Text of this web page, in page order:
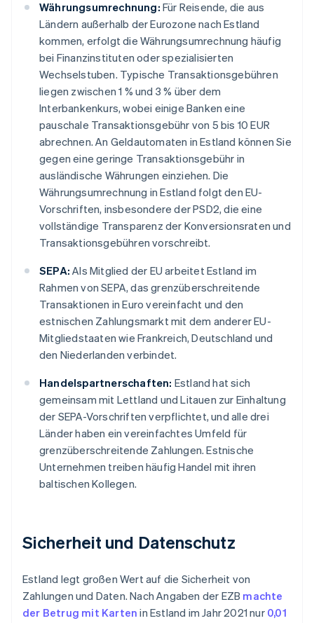
Währungsumrechnung: Für Reisende, die aus
Ländern außerhalb der Eurozone nach Estland
kommen, erfolgt die Währungsumrechnung häufig
bei Finanzinstituten oder spezialisierten
Wechselstuben. Typische Transaktionsgebühren
liegen zwischen 1 % und 3 % über dem
Interbankenkurs, wobei einige Banken eine
pauschale Transaktionsgebühr von 5 bis 10 EUR
abrechnen. An Geldautomaten in Estland können Sie
gegen eine geringe Transaktionsgebühr in
ausländische Währungen einziehen. Die
Währungsumrechnung in Estland folgt den EU-
Vorschriften, insbesondere der PSD2, die eine
vollständige Transparenz der Konversionsraten und
Transaktionsgebühren vorschreibt.
SEPA: Als Mitglied der EU arbeitet Estland im
Rahmen von SEPA, das grenzüberschreitende
Transaktionen in Euro vereinfacht und den
estnischen Zahlungsmarkt mit dem anderer EU-
Mitgliedstaaten wie Frankreich, Deutschland und
den Niederlanden verbindet.
Handelspartnerschaften: Estland hat sich
gemeinsam mit Lettland und Litauen zur Einhaltung
der SEPA-Vorschriften verpflichtet, und alle drei
Länder haben ein vereinfachtes Umfeld für
grenzüberschreitende Zahlungen. Estnische
Unternehmen treiben häufig Handel mit ihren
baltischen Kollegen.
Sicherheit und Datenschutz
Estland legt großen Wert auf die Sicherheit von
Zahlungen und Daten. Nach Angaben der EZB machte
der Betrug mit Karten in Estland im Jahr 2021 nur 0,01